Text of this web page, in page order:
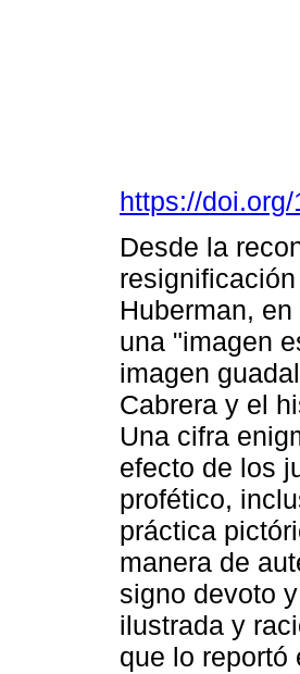
https://
Desde la
Huberman,
una "imagen
imagen
Cabrera y el
Una cifra
efecto de los
profético,
práctica
manera de
signo devoto
ilustrada y
que lo reportó